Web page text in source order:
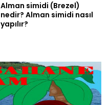
Alman simidi (Brezel)
nedir? Alman simidi nasıl
yapılır?